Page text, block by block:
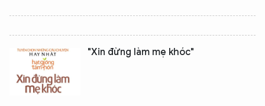
"Xin đừng làm mẹ khóc"